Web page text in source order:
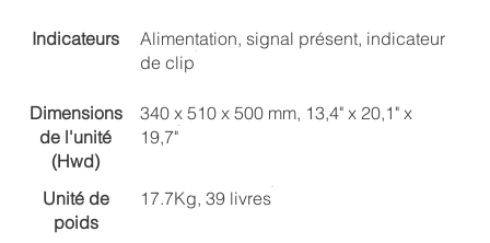
Indicateurs
Alimentation, signal présent, indicateur
de clip
Dimensions
de l'unité
(Hwd)
340 x 510 x 500 mm, 13,4" x 20,1" x
19,7"
Unité de
poids
17.7Kg, 39 livres